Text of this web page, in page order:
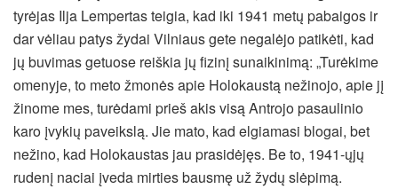
tyrėjas Ilja Lempertas teigia, kad iki 1941 metų pabaigos ir
dar vėliau patys žydai Vilniaus gete negalėjo patikėti, kad
jų buvimas getuose reiškia jų fizinį sunaikinimą: „Turėkime
omenyje, to meto žmonės apie Holokaustą nežinojo, apie jį
žinome mes, turėdami prieš akis visą Antrojo pasaulinio
karo įvykių paveikslą. Jie mato, kad elgiamasi blogai, bet
nežino, kad Holokaustas jau prasidėjęs. Be to, 1941-ųjų
rudenį naciai įveda mirties bausmę už žydų slėpimą.